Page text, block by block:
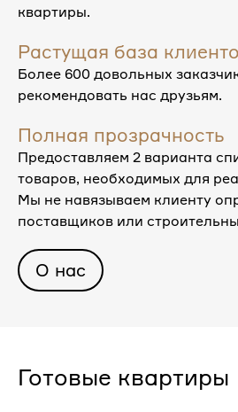
квартиры.
Растущая база
Более 600 довольных
рекомендовать нас друзьям.
Полная прозрачность
Предоставляем 2 варианта
товаров, необходимых для
Мы не навязываем клиенту
поставщиков или
О нас
Готовые квартиры